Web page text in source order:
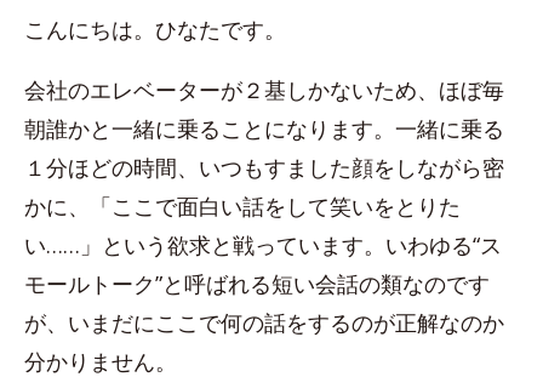
こんにちは。ひなたです。
会社のエレベーターが２基しかないため、ほぼ毎
朝誰かと一緒に乗ることになります。一緒に乗る
１分ほどの時間、いつもすました顔をしながら密
かに、「ここで面白い話をして笑いをとりた
い……」という欲求と戦っています。いわゆる“ス
モールトーク”と呼ばれる短い会話の類なのです
が、いまだにここで何の話をするのが正解なのか
分かりません。